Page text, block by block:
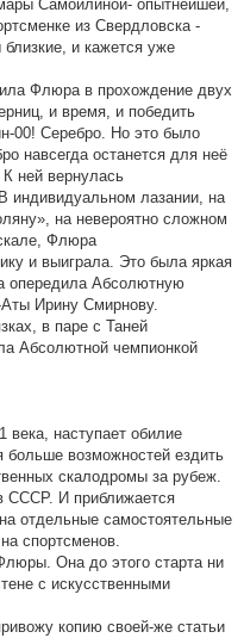
Самойлиной- опытнейшей,
из Свердловска -
и кажется уже
Флюра в прохождение двух
и время, и победить
00! Серебро. Но это было
навсегда останется для неё
ней вернулась
индивидуальном лазании, на
на невероятно сложном
Флюра
и выиграла. Это была яркая
опередила Абсолютную
Ирину Смирнову.
в паре с Таней
Абсолютной чемпионкой
наступает обилие
возможностей ездить
скалодромы за рубеж.
СССР. И приближается
отдельные самостоятельные
спортсменов.
Она до этого старта ни
с искусственными
копию своей-же статьи